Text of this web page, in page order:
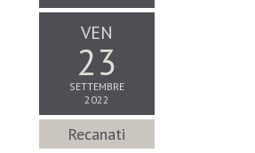
VEN
23
SETTEMBRE
2022
Recanati